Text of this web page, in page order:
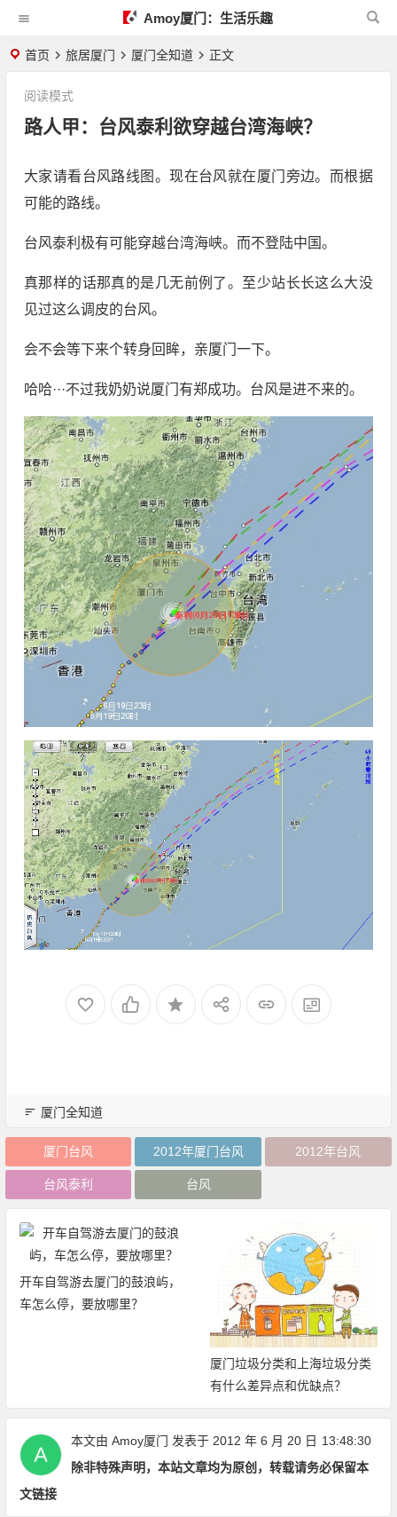
Amoy厦门：生活乐趣
首页 旅居厦门 厦门全知道 正文
路人甲：台风泰利欲穿越台湾海峡？
阅读模式
大家请看台风路线图。现在台风就在厦门旁边。而根据
可能的路线。
台风泰利极有可能穿越台湾海峡。而不登陆中国。
真那样的话那真的是几无前例了。至少站长长这么大没
见过这么调皮的台风。
会不会等下来个转身回眸，亲厦门一下。
哈哈···不过我奶奶说厦门有郑成功。台风是进不来的。
厦门全知道
厦门台风 2012年厦门台风 2012年台风
台风泰利 台风
开车自驾游去厦门的鼓浪屿，
车怎么停，要放哪里？
厦门垃圾分类和上海垃圾分类
有什么差异点和优缺点？
本文由 Amoy厦门 发表于 2012 年 6 月 20 日 13:48:30
除非特殊声明，本站文章均为原创，转载请务必保留本
文链接